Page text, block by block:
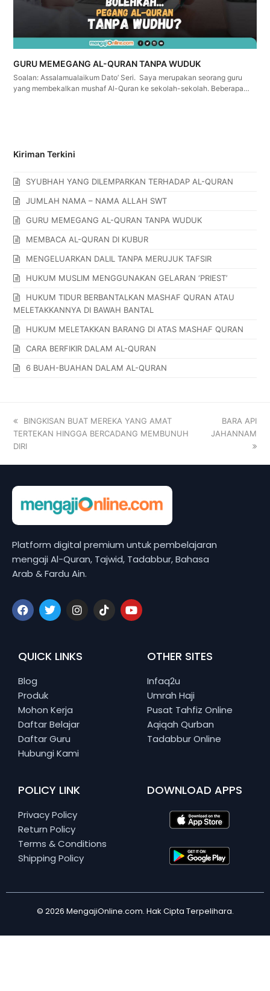
GURU MEMEGANG AL-QURAN TANPA WUDUK
Soalan: Assalamualaikum Dato’ Seri. Saya merupakan seorang guru
yang membekalkan mushaf Al-Quran ke sekolah-sekolah. Beberapa…
Kiriman Terkini
SYUBHAH YANG DILEMPARKAN TERHADAP AL-QURAN
JUMLAH NAMA – NAMA ALLAH SWT
GURU MEMEGANG AL-QURAN TANPA WUDUK
MEMBACA AL-QURAN DI KUBUR
MENGELUARKAN DALIL TANPA MERUJUK TAFSIR
HUKUM MUSLIM MENGGUNAKAN GELARAN ‘PRIEST’
HUKUM TIDUR BERBANTALKAN MASHAF QURAN ATAU
MELETAKKANNYA DI BAWAH BANTAL
HUKUM MELETAKKAN BARANG DI ATAS MASHAF QURAN
CARA BERFIKIR DALAM AL-QURAN
6 BUAH-BUAHAN DALAM AL-QURAN
BINGKISAN BUAT MEREKA YANG AMAT
TERTEKAN HINGGA BERCADANG MEMBUNUH
DIRI
BARA API
JAHANNAM
Platform digital premium untuk pembelajaran
mengaji Al-Quran, Tajwid, Tadabbur, Bahasa
Arab & Fardu Ain.
QUICK LINKS
Blog
Produk
Mohon Kerja
Daftar Belajar
Daftar Guru
Hubungi Kami
OTHER SITES
Infaq2u
Umrah Haji
Pusat Tahfiz Online
Aqiqah Qurban
Tadabbur Online
POLICY LINK
Privacy Policy
Return Policy
Terms & Conditions
Shipping Policy
DOWNLOAD APPS
© 2026 MengajiOnline.com. Hak Cipta Terpelihara.